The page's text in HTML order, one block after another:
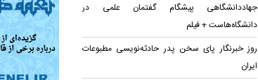
جهاددانشگاهی پیشگام گفتمان علمی در
دانشگاه‌هاست + فیلم
روز خبرنگار پای سخن پدر حادثه‌نویسی مطبوعات
ایران